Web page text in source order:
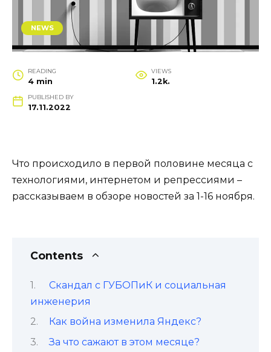
NEWS
READING
4 min
VIEWS
1.2k.
PUBLISHED BY
17.11.2022
Что происходило в первой половине месяца с
технологиями, интернетом и репрессиями –
рассказываем в обзоре новостей за 1-16 ноября.
Contents
Скандал с ГУБОПиК и социальная
инженерия
Как война изменила Яндекс?
За что сажают в этом месяце?